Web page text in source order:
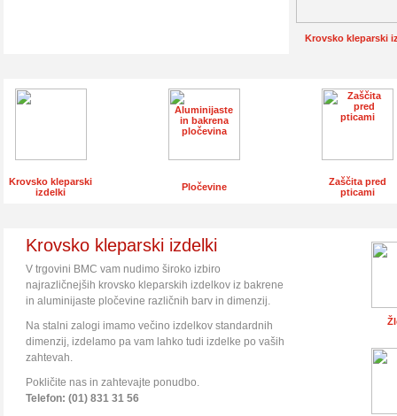
Krovsko kleparski
Krovsko kleparski
izdelki
Pločevine
Zaščita pred
pticami
Krovsko kleparski izdelki
V trgovini BMC vam nudimo široko izbiro
najrazličnejših krovsko kleparskih izdelkov iz bakrene
in aluminijaste pločevine različnih barv in dimenzij.
Na stalni zalogi imamo večino izdelkov standardnih
dimenzij, izdelamo pa vam lahko tudi izdelke po vaših
zahtevah.
Pokličite nas in zahtevajte ponudbo.
Telefon: (01) 831 31 56